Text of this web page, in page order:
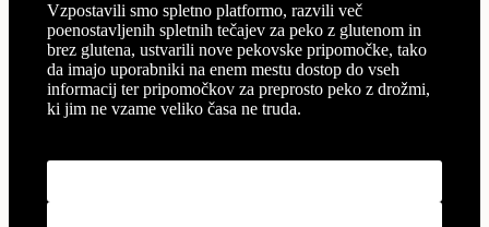
Vzpostavili smo spletno platformo, razvili več
poenostavljenih spletnih tečajev za peko z glutenom in
brez glutena, ustvarili nove pekovske pripomočke, tako
da imajo uporabniki na enem mestu dostop do vseh
informacij ter pripomočkov za preprosto peko z drožmi,
ki jim ne vzame veliko časa ne truda.